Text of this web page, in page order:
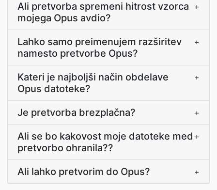
Ali pretvorba spremeni hitrost vzorca
mojega Opus avdio?
+
Lahko samo preimenujem razširitev
namesto pretvorbe Opus?
+
Kateri je najboljši način obdelave
Opus datoteke?
+
Je pretvorba brezplačna? +
Ali se bo kakovost moje datoteke med
pretvorbo ohranila??
+
Ali lahko pretvorim do Opus? +